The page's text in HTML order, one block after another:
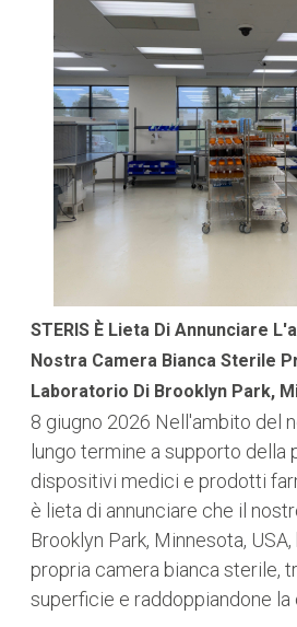
STERIS È Lieta Di Annunciare
Nostra Camera Bianca Sterile
Laboratorio Di Brooklyn Park,
8 giugno 2026 Nell'ambito del
lungo termine a supporto della
dispositivi medici e prodotti
è lieta di annunciare che il
Brooklyn Park, Minnesota,
propria camera bianca sterile,
superficie e raddoppiandone la